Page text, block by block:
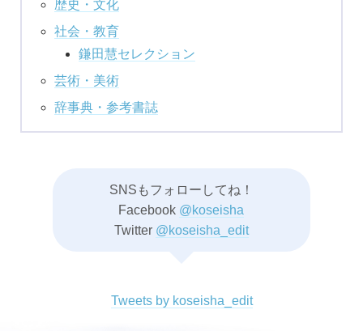
歴史・文化
社会・教育
鎌田慧セレクション
芸術・美術
辞事典・参考書誌
SNSもフォローしてね！
Facebook @koseisha
Twitter @koseisha_edit
Tweets by koseisha_edit